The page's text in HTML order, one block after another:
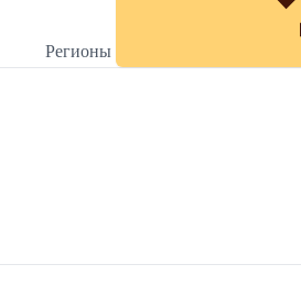
Регионы